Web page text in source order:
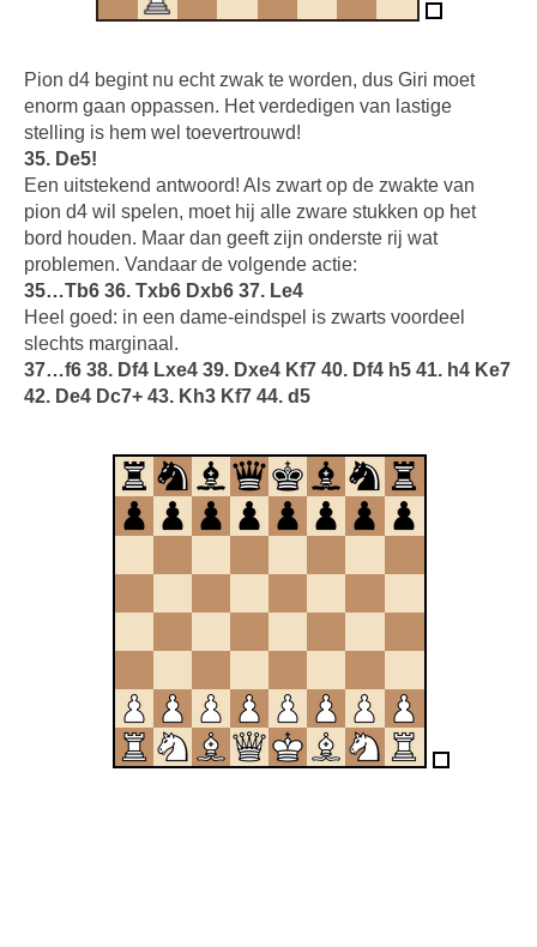
Pion d4 begint nu echt zwak te worden, dus Giri moet
enorm gaan oppassen. Het verdedigen van lastige
stelling is hem wel toevertrouwd!
35. De5!
Een uitstekend antwoord! Als zwart op de zwakte van
pion d4 wil spelen, moet hij alle zware stukken op het
bord houden. Maar dan geeft zijn onderste rij wat
problemen. Vandaar de volgende actie:
35…Tb6 36. Txb6 Dxb6 37. Le4
Heel goed: in een dame-eindspel is zwarts voordeel
slechts marginaal.
37…f6 38. Df4 Lxe4 39. Dxe4 Kf7 40. Df4 h5 41. h4 Ke7
42. De4 Dc7+ 43. Kh3 Kf7 44. d5